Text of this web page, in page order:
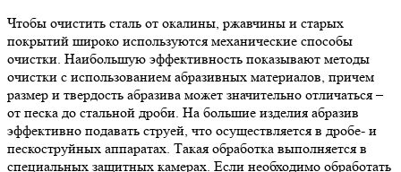
Чтобы очистить сталь от окалины, ржавчины и старых
покрытий широко используются механические способы
очистки. Наибольшую эффективность показывают методы
очистки с использованием абразивных материалов, причем
размер и твердость абразива может значительно отличаться –
от песка до стальной дроби. На большие изделия абразив
эффективно подавать струей, что осуществляется в дробе- и
пескоструйных аппаратах. Такая обработка выполняется в
специальных защитных камерах. Если необходимо обработать